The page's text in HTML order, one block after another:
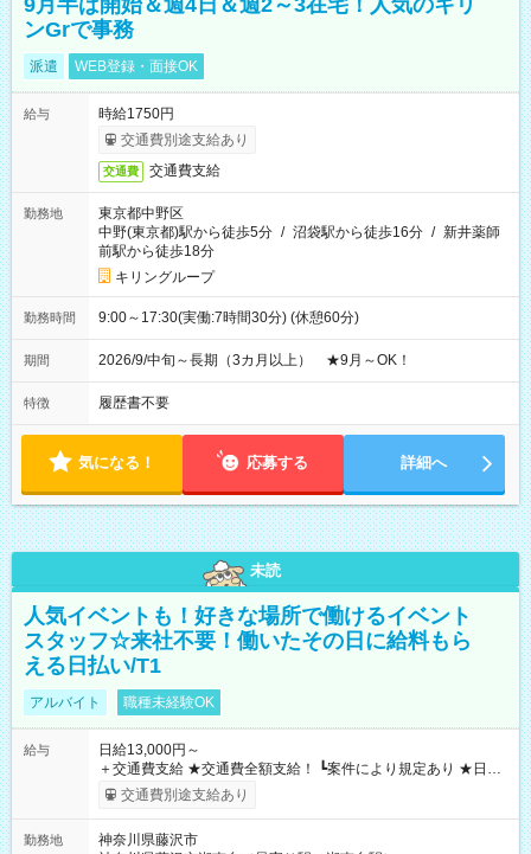
9月半ば開始＆週4日＆週2～3在宅！人気のキリ
ンGrで事務
派遣 WEB登録・面接OK
給与
時給1750円
交通費別途支給あり
交通費 交通費支給
勤務地
東京都中野区
中野(東京都)駅から徒歩5分 / 沼袋駅から徒歩16分 / 新井薬師
前駅から徒歩18分
キリングループ
勤務時間 9:00～17:30(実働:7時間30分) (休憩60分)
期間 2026/9/中旬～長期（3カ月以上） ★9月～OK！
特徴 履歴書不要
気になる！ 応募する 詳細へ
未読
人気イベントも！好きな場所で働けるイベント
スタッフ☆来社不要！働いたその日に給料もら
える日払い/T1
アルバイト 職種未経験OK
給与
日給13,000円～
＋交通費支給 ★交通費全額支給！ ┗案件により規定あり ★日払
いOK！（規定あり） ┗働いたその日に現金GET♪ お仕事後はコ
ンビニATMから 日払い分を引き落とせます！ 【試用期間】試
交通費別途支給あり
勤務地
神奈川県藤沢市